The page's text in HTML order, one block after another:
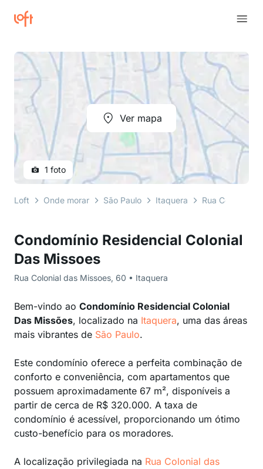
Condomínio Residencial Colonial
Das Missoes
Rua Colonial das Missoes, 60 • Itaquera
Bem-vindo ao Condomínio Residencial Colonial
Das Missões, localizado na Itaquera, uma das áreas
mais vibrantes de São Paulo.
Este condomínio oferece a perfeita combinação de
conforto e conveniência, com apartamentos que
possuem aproximadamente 67 m², disponíveis a
partir de cerca de R$ 320.000. A taxa de
condomínio é acessível, proporcionando um ótimo
custo-benefício para os moradores.
A localização privilegiada na Rua Colonial das
Ver mapa
1 foto
Loft Onde morar São Paulo Itaquera Rua Colonial